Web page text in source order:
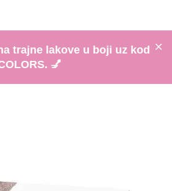
trajne lakove u boji uz kod
💅